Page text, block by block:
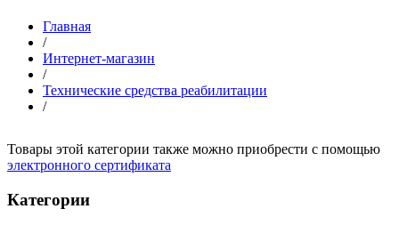
Главная
/
Интернет-магазин
/
Технические средства реабилитации
/
Товары этой категории также можно приобрести с помощью
электронного сертификата
Категории